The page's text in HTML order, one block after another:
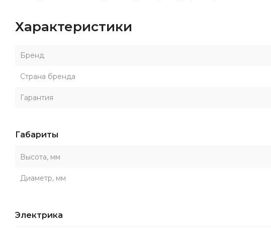
Характеристики
Бренд
Страна бренда
Гарантия
Габариты
Высота, мм
Диаметр, мм
Электрика